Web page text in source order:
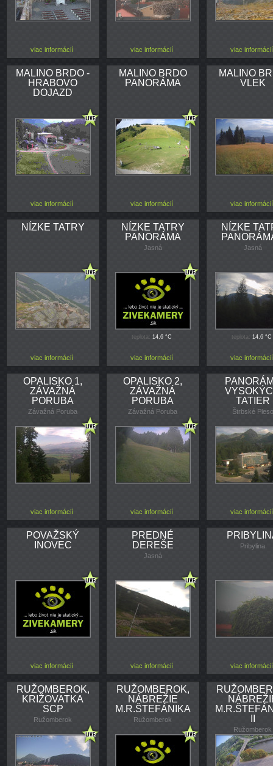
viac informácií viac informácií viac informácií
MALINO BRDO -
HRABOVO
DOJAZD
viac informácií
MALINO BRDO
PANORÁMA
viac informácií
MALINO
VLEK
viac informácií
NÍZKE TATRY
viac informácií
NÍZKE TATRY
PANORÁMA
Jasná
teplota: 14,6 °C
viac informácií
NÍZKE
Jasná
teplota: 14,6 °C
viac informácií
OPALISKO 1,
ZÁVAŽNÁ
PORUBA
Závažná Poruba
viac informácií
OPALISKO 2,
ZÁVAŽNÁ
PORUBA
Závažná Poruba
viac informácií
TATIER
Štrbské Pleso
viac informácií
POVAŽSKÝ
INOVEC
viac informácií
PREDNÉ
DEREŠE
Jasná
viac informácií
Pribylina
viac informácií
RUŽOMBEROK,
KRIŽOVATKA
SCP
Ružomberok
RUŽOMBEROK,
NÁBREŽIE
M.R.ŠTEFÁNIKA
Ružomberok
Ružomberok